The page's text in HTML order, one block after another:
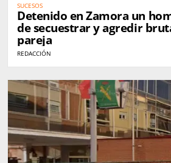
SUCESOS
Detenido en Zamora un
de secuestrar y agredir
pareja
REDACCIÓN